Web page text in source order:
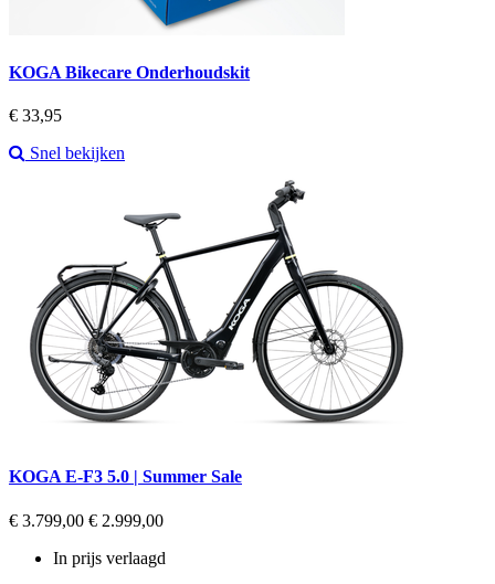
KOGA Bikecare Onderhoudskit
Prijs
€ 33,95
Snel bekijken
KOGA E-F3 5.0 | Summer Sale
Regular
€ 3.799,00 Prijs
€ 2.999,00
In prijs verlaagd